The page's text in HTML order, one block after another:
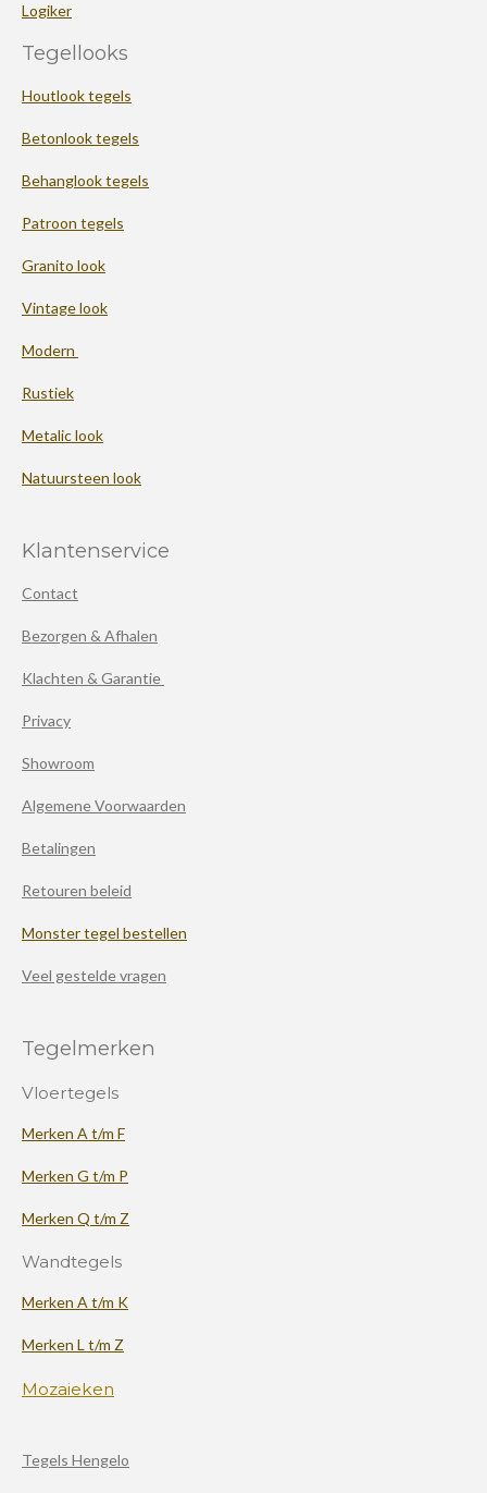
Logiker
Tegellooks
Houtlook tegels
Betonlook tegels
Behanglook tegels
Patroon tegels
Granito look
Vintage look
Modern
Rustiek
Metalic look
Natuursteen look
Klantenservice
Contact
Bezorgen & Afhalen
Klachten & Garantie
Privacy
Showroom
Algemene Voorwaarden
Betalingen
Retouren beleid
Monster tegel bestellen
Veel gestelde vragen
Tegelmerken
Vloertegels
Merken A t/m F
Merken G t/m P
Merken Q t/m Z
Wandtegels
Merken A t/m K
Merken L t/m Z
Mozaieken
Tegels Hengelo